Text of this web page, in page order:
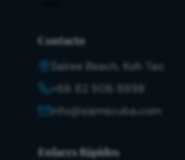
Contacto
Sairee Beach, Koh Tao
+66 82 506 8898
info@siamscuba.com
Enlaces Rápidos